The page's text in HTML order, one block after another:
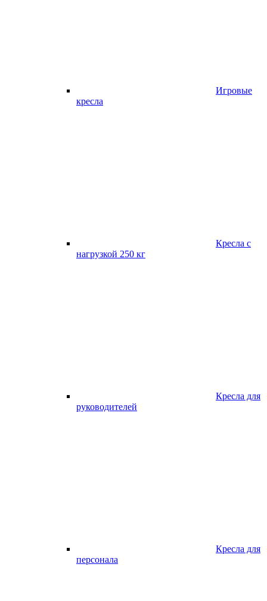
Игровые
кресла
Кресла с
нагрузкой 250 кг
Кресла для
руководителей
Кресла для
персонала